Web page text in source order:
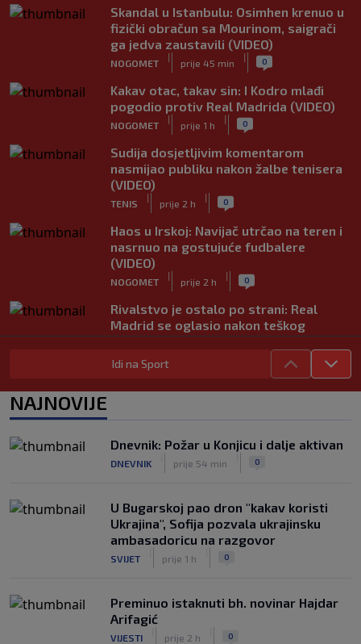
Skandal u Istanbulu: Osimhen krenuo u
fizički obračun sa Mourinom, saigrači
ga jedva zaustavili (VIDEO)
NOGOMET
|
prije 45 min
| 0
Kakav otac, takav sin: I Kodro mlađi
pogodio protiv Real Madrida (VIDEO)
NOGOMET
|
prije 1 h
| 0
Sudija dosjetljivim komentarom
nasmijao publiku nakon žalbe tenisera
(VIDEO)
TENIS
|
prije 2 h
| 0
Haos u Irskoj: Navijač utrčao na teren i
nasrnuo na gostujuće fudbalere
(VIDEO)
NOGOMET
|
prije 2 h
| 0
Rivalstvo je ostalo po strani: Real
Madrid se oglasio nakon teškog
gubitka Lionela Messija
NOGOMET
prije 3 h
Infantino nekada poručivao: "Novac
NOGOMET
|
prije 3 h
|
Idi na Sport
NAJNOVIJE
Dnevnik: Požar u Konjicu i dalje aktivan
DNEVNIK prije 54 min 0
U Bugarskoj pao dron "kakav koristi
Ukrajina", Sofija pozvala ukrajinsku
ambasadoricu na razgovor
SVIJET prije 1 h 0
Preminuo istaknuti bh. novinar Hajdar
Arifagić
VIJESTI prije 2 h 0